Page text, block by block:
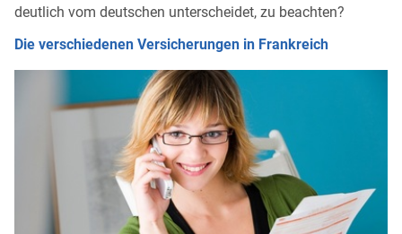
deutlich vom deutschen unterscheidet, zu beachten?
Die verschiedenen Versicherungen in Frankreich